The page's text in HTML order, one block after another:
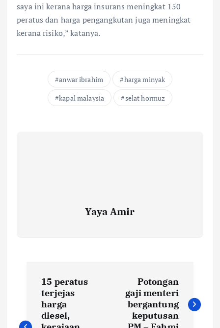
saya ini kerana harga insurans meningkat 150
peratus dan harga pengangkutan juga meningkat
kerana risiko,” katanya.
anwar ibrahim
harga minyak
kapal malaysia
selat hormuz
Yaya Amir
s
15 peratus
terjejas
harga
diesel,
Potongan
gaji menteri
bergantung
keputusan